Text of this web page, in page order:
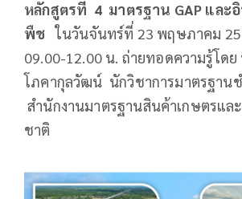
หลักสูตรที่ 4 มาตรฐาน GAP และ
พืชในวันจันทร์ที่ 23 พฤษภาคม
09.00-12.00 น. ถ่ายทอดความรู้โด
โภคากุลวัฒน์ นักวิชาการมาตรฐาน
สำนักงานมาตรฐานสินค้าเกษตรแล
ชาติ